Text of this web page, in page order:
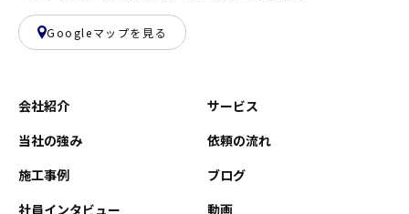
Googleマップを見る
会社紹介
サービス
当社の強み
依頼の流れ
施工事例
ブログ
社員インタビュー
動画